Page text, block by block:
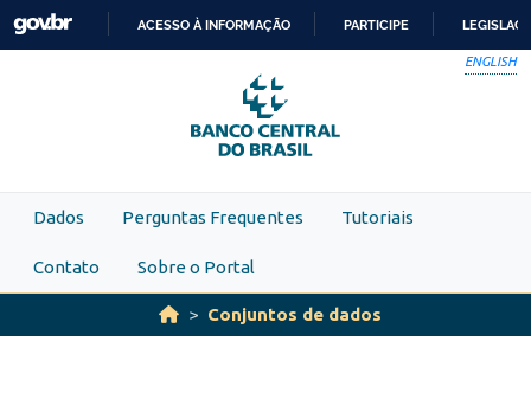
Skip to main content
PARA
O
CONTEÚDO
ACESSO À INFORMAÇÃO PARTICIPE
ENGLISH
Dados Perguntas Frequentes Tutoriais
Contato Sobre o Portal
Conjuntos de dados